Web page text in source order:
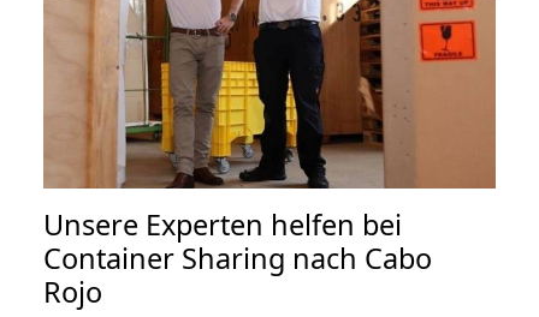
Unsere Experten helfen bei
Container Sharing nach Cabo
Rojo